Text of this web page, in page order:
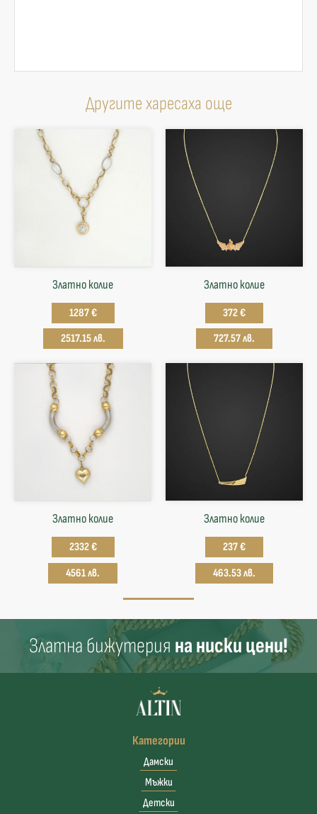
Другите харесаха още
Златно колие
1287 €
2517.15 лв.
Златнo колие
372 €
727.57 лв.
Златно колие
2332 €
4561 лв.
Златнo колие
237 €
463.53 лв.
Златна бижутерия на ниски цени!
Категории
Дамски
Мъжки
Детски